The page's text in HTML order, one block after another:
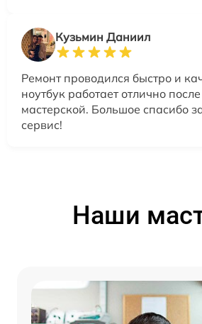
Кузьмин Даниил
Ремонт проводился быстро и
ноутбук работает отлично
мастерской. Большое спасибо
сервис!
Наши